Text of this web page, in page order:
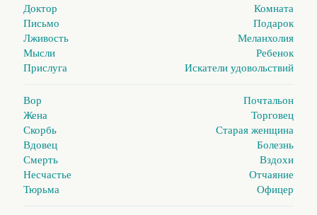
Доктор
Комната
Письмо
Подарок
Лживость
Меланхолия
Мысли
Ребенок
Прислуга
Искатели удовольствий
Вор
Почтальон
Жена
Торговец
Скорбь
Старая женщина
Вдовец
Болезнь
Смерть
Вздохи
Несчастье
Отчаяние
Тюрьма
Офицер